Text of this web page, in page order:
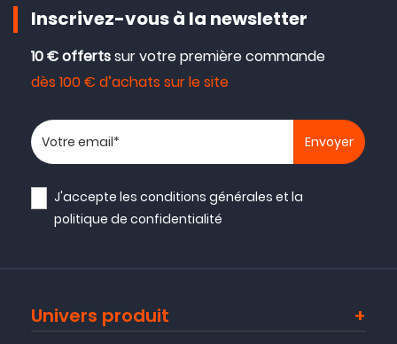
Inscrivez-vous à la newsletter
10 € offertssur votre première commande
dès 100 € d’achats sur le site
Votre adresse email
J'accepte lesconditions générales et la
politique de confidentialité
Univers produit